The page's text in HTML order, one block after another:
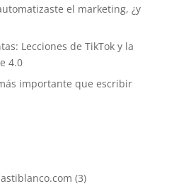
el marketing, ¿y
Lecciones de TikTok y la
4.0
importante que escribir
(3)